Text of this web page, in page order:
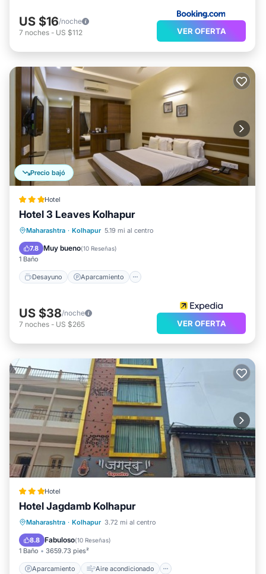
US $16/noche
7 noches - US $112 VER OFERTA
Precio bajó
Hotel
Hotel 3 Leaves Kolhapur
Maharashtra · Kolhapur 5.19 mi al centro
7.8 Muy bueno(10 Reseñas)
1 Baño
Desayuno Aparcamiento
Desayuno
Aparcamiento
Balcón/Terraza
US $38/noche
7 noches - US $265 VER OFERTA
Hotel
Hotel Jagdamb Kolhapur
Maharashtra · Kolhapur 3.72 mi al centro
8.8 Fabuloso(10 Reseñas)
1 Baño 3659.73 pies²
Aparcamiento Aire acondicionado
Aparcamiento
Aire acondicionado
Internet
Apto para niños